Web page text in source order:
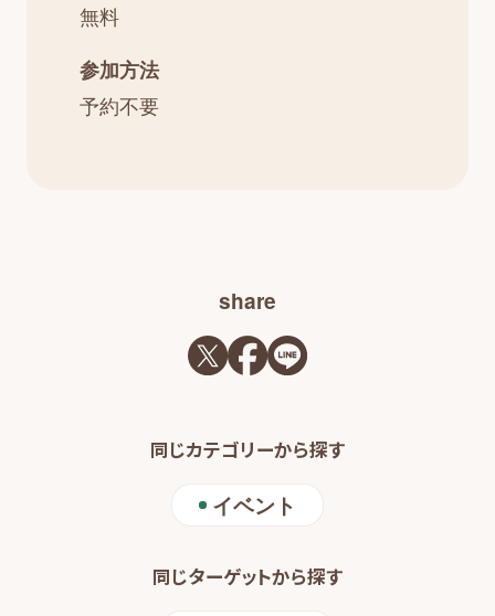
share
同じカテゴリーから探す
イベント
同じターゲットから探す
無料
参加方法
予約不要